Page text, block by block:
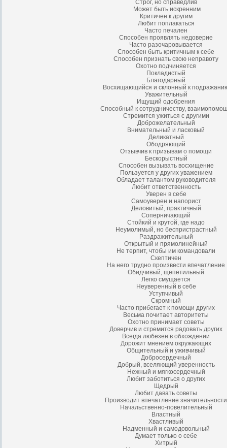
Строг, но справедлив
Может быть искренним
Критичен к другим
Любит поплакаться
Часто печален
Способен проявлять недоверие
Часто разочаровывается
Способен быть критичным к себе
Способен признать свою неправоту
Охотно подчиняется
Покладистый
Благодарный
Восхищающийся и склонный к
Уважительный
Ищущий одобрения
Способный к сотрудничеству,
Стремится ужиться с другими
Доброжелательный
Внимательный и ласковый
Деликатный
Ободряющий
Отзывчив к призывам о помощи
Бескорыстный
Способен вызывать восхищение
Пользуется у других уважением
Обладает талантом руководителя
Любит ответственность
Уверен в себе
Самоуверен и напорист
Деловитый, практичный
Соперничающий
Стойкий и крутой, где надо
Неумолимый, но беспристрастный
Раздражительный
Открытый и прямолинейный
Не терпит, чтобы им командовали
Скептичен
На него трудно произвести впечатление
Обидчивый, щепетильный
Легко смущается
Неуверенный в себе
Уступчивый
Скромный
Часто прибегает к помощи других
Весьма почитает авторитеты
Охотно принимает советы
Доверчив и стремится радовать других
Всегда любезен в обхождении
Дорожит мнением окружающих
Общительный и уживчивый
Добросердечный
Добрый, вселяющий уверенность
Нежный и мягкосердечный
Любит заботиться о других
Щедрый
Любит давать советы
Производит впечатление значительности
Начальственно-повелительный
Властный
Хвастливый
Надменный и самодовольный
Думает только о себе
Хитрый